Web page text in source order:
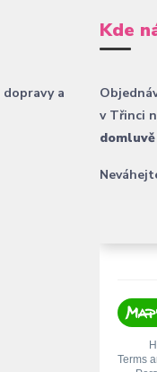
a
Kde
v Třinci
domluvě